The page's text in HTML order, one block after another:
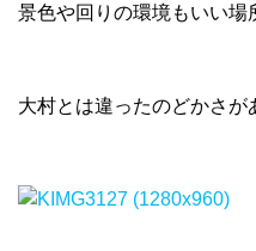
景色や回りの環境もいい場
大村とは違ったのどかさが